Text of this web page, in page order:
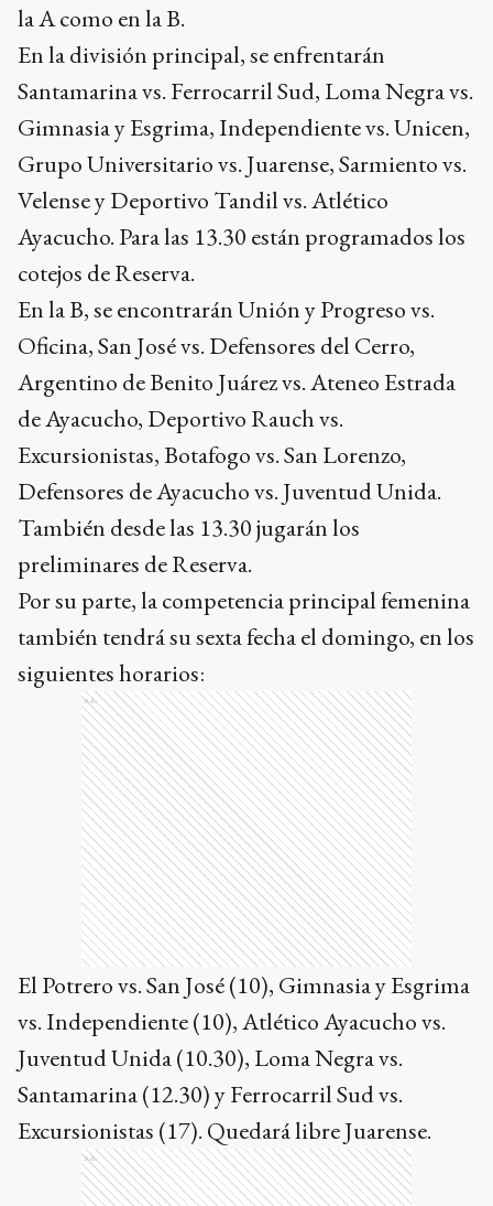
la A como en la B.
En la división principal, se enfrentarán
Santamarina vs. Ferrocarril Sud, Loma Negra vs.
Gimnasia y Esgrima, Independiente vs. Unicen,
Grupo Universitario vs. Juarense, Sarmiento vs.
Velense y Deportivo Tandil vs. Atlético
Ayacucho. Para las 13.30 están programados los
cotejos de Reserva.
En la B, se encontrarán Unión y Progreso vs.
Oficina, San José vs. Defensores del Cerro,
Argentino de Benito Juárez vs. Ateneo Estrada
de Ayacucho, Deportivo Rauch vs.
Excursionistas, Botafogo vs. San Lorenzo,
Defensores de Ayacucho vs. Juventud Unida.
También desde las 13.30 jugarán los
preliminares de Reserva.
Por su parte, la competencia principal femenina
también tendrá su sexta fecha el domingo, en los
siguientes horarios:
Ads
El Potrero vs. San José (10), Gimnasia y Esgrima
vs. Independiente (10), Atlético Ayacucho vs.
Juventud Unida (10.30), Loma Negra vs.
Santamarina (12.30) y Ferrocarril Sud vs.
Excursionistas (17). Quedará libre Juarense.
Ads